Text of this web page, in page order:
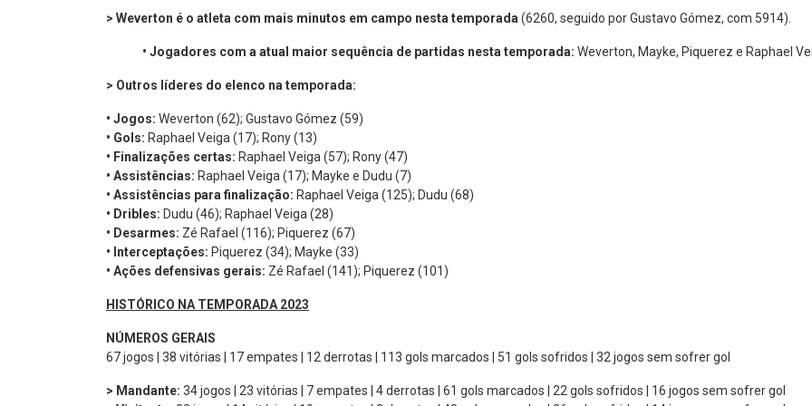
> Weverton é o atleta com mais minutos em campo nesta temporada (6260, seguido por Gustavo Gómez, com 5914).
• Jogadores com a atual maior sequência de partidas nesta temporada: Weverton, Mayke, Piquerez e Raphael
> Outros líderes do elenco na temporada:
• Jogos: Weverton (62); Gustavo Gómez (59)
• Gols: Raphael Veiga (17); Rony (13)
• Finalizações certas: Raphael Veiga (57); Rony (47)
• Assistências: Raphael Veiga (17); Mayke e Dudu (7)
• Assistências para finalização: Raphael Veiga (125); Dudu (68)
• Dribles: Dudu (46); Raphael Veiga (28)
• Desarmes: Zé Rafael (116); Piquerez (67)
• Interceptações: Piquerez (34); Mayke (33)
• Ações defensivas gerais: Zé Rafael (141); Piquerez (101)
HISTÓRICO NA TEMPORADA 2023
NÚMEROS GERAIS
67 jogos | 38 vitórias | 17 empates | 12 derrotas | 113 gols marcados | 51 gols sofridos | 32 jogos sem sofrer gol
> Mandante: 34 jogos | 23 vitórias | 7 empates | 4 derrotas | 61 gols marcados | 22 gols sofridos | 16 jogos sem sofrer gol